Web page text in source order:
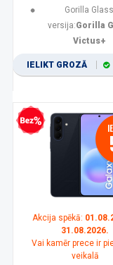
Gorilla Glass
versija:Gorilla
Victus+
IELIKT GROZĀ
kredīts
Akcija spēkā:
31.08.2026.
Vai kamēr prece ir
veikalā